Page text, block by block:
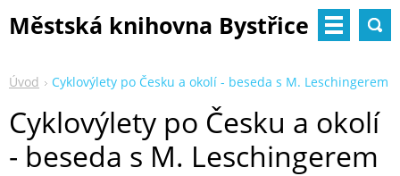
Městská knihovna Bystřice
Úvod Cyklovýlety po Česku a okolí - beseda s M. Leschingerem
Cyklovýlety po Česku a okolí
- beseda s M. Leschingerem